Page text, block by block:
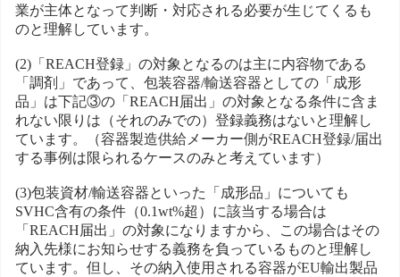
業が主体となって判断・対応される必要が生じてくるも
のと理解しています。
(2)「REACH登録」の対象となるのは主に内容物である
「調剤」であって、包装容器/輸送容器としての「成形
品」は下記③の「REACH届出」の対象となる条件に含ま
れない限りは（それのみでの）登録義務はないと理解し
ています。（容器製造供給メーカー側がREACH登録/届出
する事例は限られるケースのみと考えています）
(3)包装資材/輸送容器といった「成形品」についても
SVHC含有の条件（0.1wt%超）に該当する場合は
「REACH届出」の対象になりますから、この場合はその
納入先様にお知らせする義務を負っているものと理解し
ています。但し、その納入使用される容器がEU輸出製品